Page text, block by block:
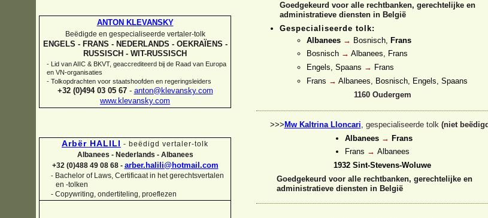
ANTON KLEVANSKY
Beëdigde en gespecialiseerde vertaler-tolk
ENGELS -FRANS -NEDERLANDS -OEKRAÏENS -
RUSSISCH - WIT-RUSSISCH
- Lid van AIIC & BKVT, geaccrediteerd bij de Raad van Europa
en VN-organisaties
- Tolkopdrachten voor staatshoofden en regeringsleiders
+32 (0)494 03 05 67- anton@klevansky.com
www.klevansky.com
Arbër HALILI - beëdigd vertaler-tolk
Albanees -Nederlands -Albanees
+32 (0)488 49 08 68 - arber.halili@hotmail.com
- Bachelor of Laws, Certificaat in het gerechtsvertalen
en -tolken
- Copywriting, ondertiteling, proeflezen
Goedgekeurd voor alle rechtbanken, gerechtelijke en
administratieve diensten in België
Gespecialiseerde tolk:
Albanees → Bosnisch,
Frans
Bosnisch → Albanees, Frans
Engels, Spaans → Frans
Frans → Albanees, Bosnisch, Engels, Spaans
1160 Oudergem
>>> Mw Kaltrina Lloncari, gespecialiseerde tolk (niet
Albanees → Frans
Frans → Albanees
1932 Sint-Stevens-Woluwe
Goedgekeurd voor alle rechtbanken, gerechtelijke en
administratieve diensten in België